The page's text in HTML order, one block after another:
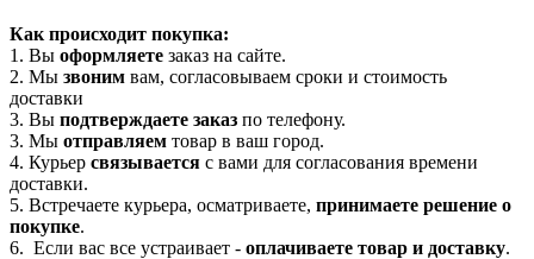
Как происходит покупка:
1. Вы оформляете заказ на сайте.
2. Мы звоним вам, согласовываем сроки и стоимость
доставки
3. Вы подтверждаете заказ по телефону.
3. Мы отправляем товар в ваш город.
4. Курьер связывается с вами для согласования времени
доставки.
5. Встречаете курьера, осматриваете, принимаете решение о
покупке.
6. Если вас все устраивает - оплачиваете товар и доставку.